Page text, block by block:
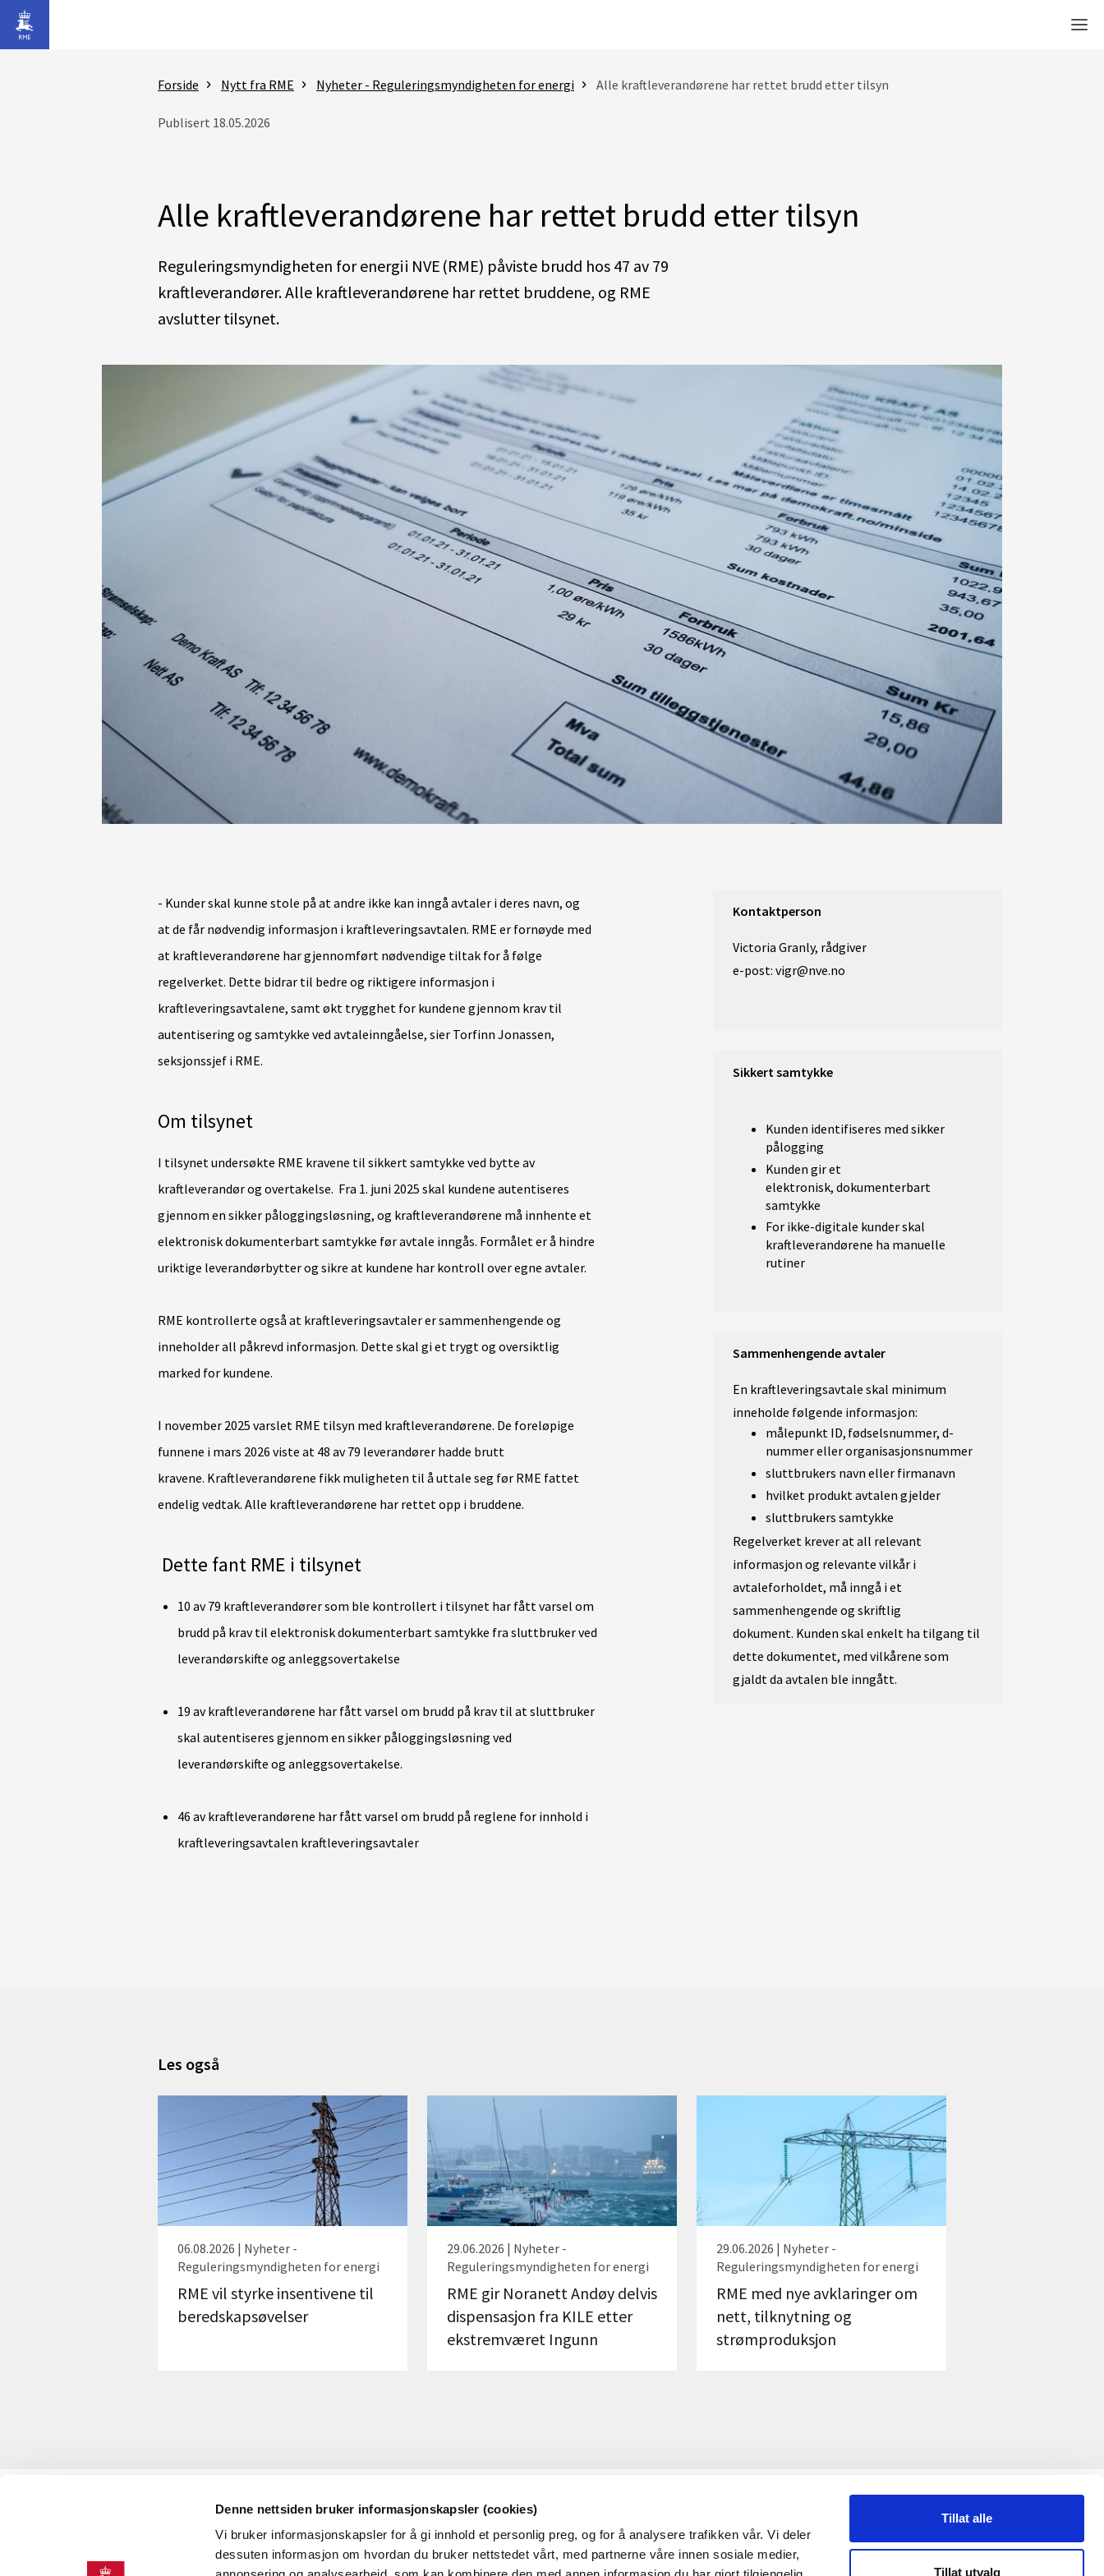
Denne nettsiden bruker informasjonskapsler (cookies)
Vi bruker informasjonskapsler for å gi innhold et personlig preg, og for å analysere trafikken vår. Vi deler
dessuten informasjon om hvordan du bruker nettstedet vårt, med partnerne våre innen sosiale medier,
Tillat alle
Tillat utvalg
Gå til hovedinnhold
Forside Nytt fra RME Nyheter - Reguleringsmyndigheten for energi Alle kraftleverandørene har rettet brudd etter tilsyn
Publisert 18.05.2026
Alle kraftleverandørene har rettet brudd etter tilsyn
Reguleringsmyndigheten for energi i NVE (RME) påviste brudd hos 47 av 79
kraftleverandører. Alle kraftleverandørene har rettet bruddene, og RME
avslutter tilsynet.
- Kunder skal kunne stole på at andre ikke kan inngå avtaler i deres navn, og
at de får nødvendig informasjon i kraftleveringsavtalen. RME er fornøyde med
at kraftleverandørene har gjennomført nødvendige tiltak for å følge
regelverket. Dette bidrar til bedre og riktigere informasjon i
kraftleveringsavtalene, samt økt trygghet for kundene gjennom krav til
autentisering og samtykke ved avtaleinngåelse, sier Torfinn Jonassen,
seksjonssjef i RME.
Om tilsynet
I tilsynet undersøkte RME kravene til sikkert samtykke ved bytte av
kraftleverandør og overtakelse. Fra 1. juni 2025 skal kundene autentiseres
gjennom en sikker påloggingsløsning, og kraftleverandørene må innhente et
elektronisk dokumenterbart samtykke før avtale inngås. Formålet er å hindre
uriktige leverandørbytter og sikre at kundene har kontroll over egne avtaler.
RME kontrollerte også at kraftleveringsavtaler er sammenhengende og
inneholder all påkrevd informasjon. Dette skal gi et trygt og oversiktlig
marked for kundene.
I november 2025 varslet RME tilsyn med kraftleverandørene. De foreløpige
funnene i mars 2026 viste at 48 av 79 leverandører hadde brutt
kravene. Kraftleverandørene fikk muligheten til å uttale seg før RME fattet
endelig vedtak. Alle kraftleverandørene har rettet opp i bruddene.
Dette fant RME i tilsynet
10 av 79 kraftleverandører som ble kontrollert i tilsynet har fått varsel om
brudd på krav til elektronisk dokumenterbart samtykke fra sluttbruker ved
leverandørskifte og anleggsovertakelse
19 av kraftleverandørene har fått varsel om brudd på krav til at sluttbruker
skal autentiseres gjennom en sikker påloggingsløsning ved
leverandørskifte og anleggsovertakelse.
46 av kraftleverandørene har fått varsel om brudd på reglene for innhold i
kraftleveringsavtalen kraftleveringsavtaler
Kontaktperson
Victoria Granly, rådgiver
e-post: vigr@nve.no
Sikkert samtykke
Kunden identifiseres med sikker
pålogging
Kunden gir et
elektronisk, dokumenterbart
samtykke
For ikke-digitale kunder skal
kraftleverandørene ha manuelle
rutiner
Sammenhengende avtaler
En kraftleveringsavtale skal minimum
inneholde følgende informasjon:
målepunkt ID, fødselsnummer, d-
nummer eller organisasjonsnummer
sluttbrukers navn eller firmanavn
hvilket produkt avtalen gjelder
sluttbrukers samtykke
Regelverket krever at all relevant
informasjon og relevante vilkår i
avtaleforholdet, må inngå i et
sammenhengende og skriftlig
dokument. Kunden skal enkelt ha tilgang til
dette dokumentet, med vilkårene som
gjaldt da avtalen ble inngått.
Les også
06.08.2026 | Nyheter -
Reguleringsmyndigheten for energi
RME vil styrke insentivene til
beredskapsøvelser
29.06.2026 | Nyheter -
Reguleringsmyndigheten for energi
RME gir Noranett Andøy delvis
dispensasjon fra KILE etter
ekstremværet Ingunn
29.06.2026 | Nyheter -
Reguleringsmyndigheten for energi
RME med nye avklaringer om
nett, tilknytning og
strømproduksjon
KONTAKT OSS
Kontaktinformasjon
OM RME
Dette er RME
RMEs personvernerklæring